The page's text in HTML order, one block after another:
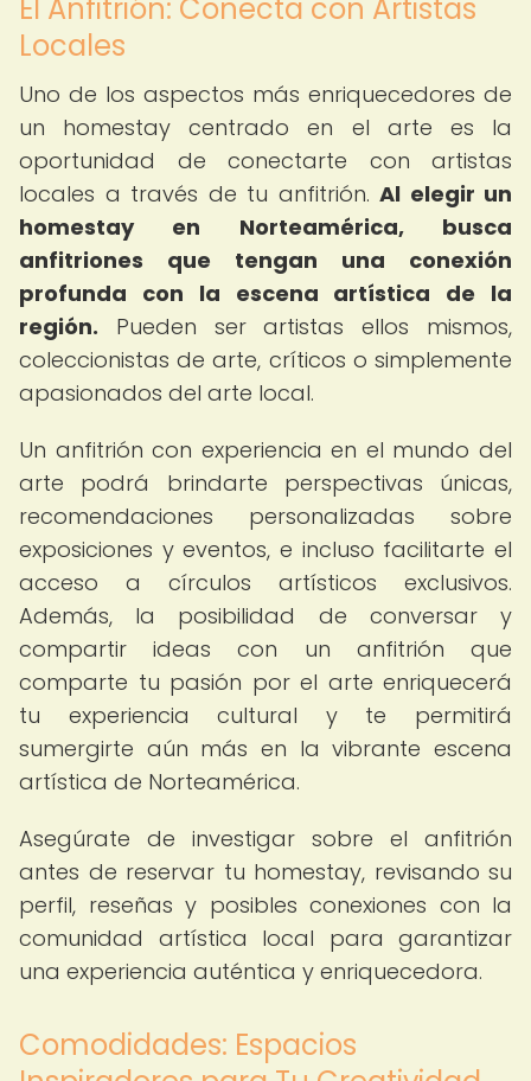
El Anfitrión: Conecta con Artistas
Locales
Uno de los aspectos más enriquecedores de
un homestay centrado en el arte es la
oportunidad de conectarte con artistas
locales a través de tu anfitrión. Al elegir un
homestay en Norteamérica, busca
anfitriones que tengan una conexión
profunda con la escena artística de la
región. Pueden ser artistas ellos mismos,
coleccionistas de arte, críticos o simplemente
apasionados del arte local.
Un anfitrión con experiencia en el mundo del
arte podrá brindarte perspectivas únicas,
recomendaciones personalizadas sobre
exposiciones y eventos, e incluso facilitarte el
acceso a círculos artísticos exclusivos.
Además, la posibilidad de conversar y
compartir ideas con un anfitrión que
comparte tu pasión por el arte enriquecerá
tu experiencia cultural y te permitirá
sumergirte aún más en la vibrante escena
artística de Norteamérica.
Asegúrate de investigar sobre el anfitrión
antes de reservar tu homestay, revisando su
perfil, reseñas y posibles conexiones con la
comunidad artística local para garantizar
una experiencia auténtica y enriquecedora.
Comodidades: Espacios